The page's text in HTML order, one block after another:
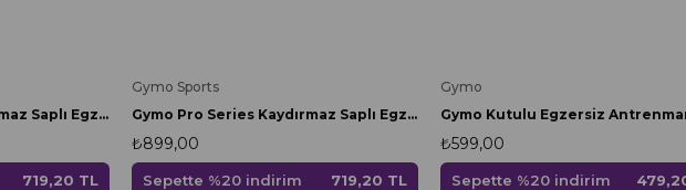
Gymo Pro Series Kaydırmaz Saplı Egzersiz Antrenman Atlama İpi Siyah
719,20 TL
Gymo Sports
Gymo Pro Series Kaydırmaz Saplı Egzersiz Antrenman Atlama İpi Kırmızı
₺899,00
Sepette %20 indirim 719,20 TL
Gymo
₺599,00
Sepette %20 indirim